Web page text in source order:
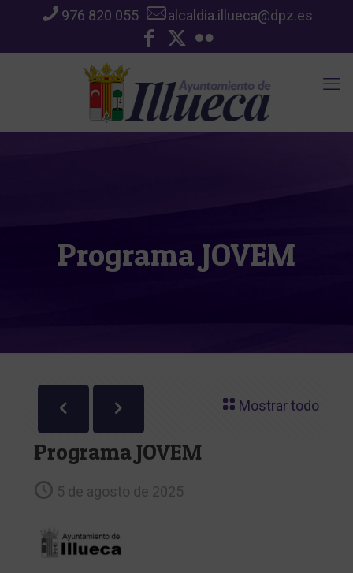
976 820 055 alcaldia.illueca@dpz.es
Programa JOVEM
Mostrar todo
Programa JOVEM
5 de agosto de 2025